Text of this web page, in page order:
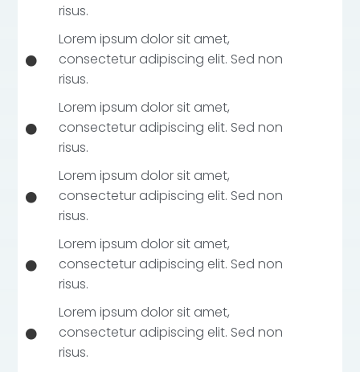
risus.
Lorem ipsum dolor sit amet,
consectetur adipiscing elit. Sed non
risus.
Lorem ipsum dolor sit amet,
consectetur adipiscing elit. Sed non
risus.
Lorem ipsum dolor sit amet,
consectetur adipiscing elit. Sed non
risus.
Lorem ipsum dolor sit amet,
consectetur adipiscing elit. Sed non
risus.
Lorem ipsum dolor sit amet,
consectetur adipiscing elit. Sed non
risus.